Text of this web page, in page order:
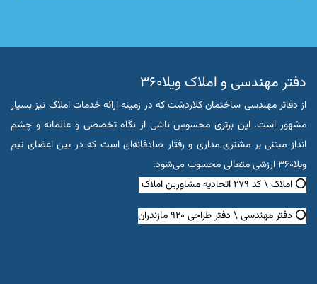
دفتر مهندسی و املاک ویلا۳۶۰
از دفاتر مهندسی ساختمان کلاردشت که در زمینه ارائه خدمات املاک نیز بسیار
مشهور است. این برتری محسوس ناشی از نگاه تخصصی و عالمانه و چشم
انداز مبتنی بر مشتری مداری و رفتار صادقانه‌ای است که در بین اعضای تیم
ویلا۳۶۰ ارزشی متعالی محسوب می‌شود.
⭕ املاک \ کد ۲۷۹ اتحادیه مشاورین املاک
⭕ دفتر مهندسی \ دفتر طراحی ۹۲۰ مازندران